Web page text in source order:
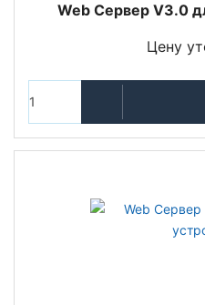
Web Сервер V3.0
Цену